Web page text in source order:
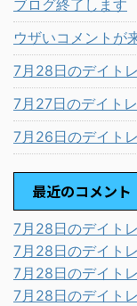
ブログ終了します
ウザいコメントが
7月28日のデイト
7月27日のデイト
7月26日のデイト
最近のコメント
7月28日のデイト
7月28日のデイト
7月28日のデイト
7月28日のデイト